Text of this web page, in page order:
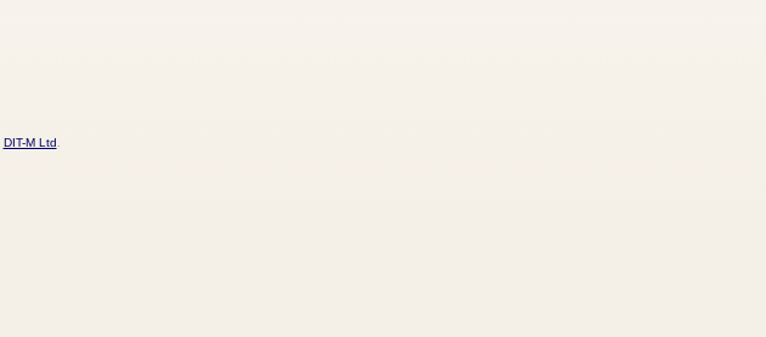
DIT-M Ltd